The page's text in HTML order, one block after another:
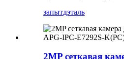
запытдэталь
2MP сеткавая